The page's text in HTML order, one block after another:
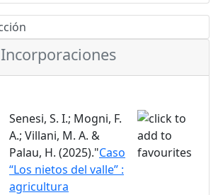
Senesi, S. I.; Mogni, F.
A.; Villani, M. A. &
Palau, H. (2025)."Caso
“Los nietos del valle” :
agricultura